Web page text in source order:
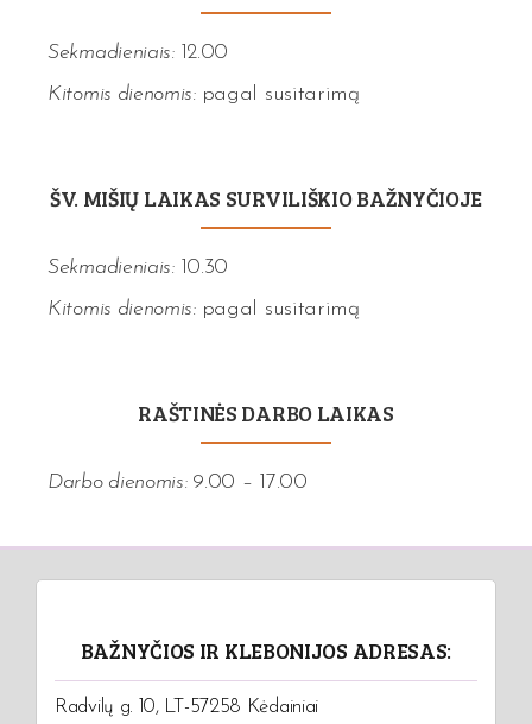
Sekmadieniais: 12.00
Kitomis dienomis: pagal susitarimą
ŠV. MIŠIŲ LAIKAS SURVILIŠKIO BAŽNYČIOJE
Sekmadieniais: 10.30
Kitomis dienomis: pagal susitarimą
RAŠTINĖS DARBO LAIKAS
Darbo dienomis: 9.00 – 17.00
BAŽNYČIOS IR KLEBONIJOS ADRESAS:
Radvilų g. 10, LT-57258 Kėdainiai